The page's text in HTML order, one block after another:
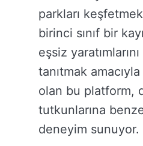
parkları
birinci sınıf bir
eşsiz
tanıtmak
olan bu platform,
tutkunlarına
deneyim sunuyor.